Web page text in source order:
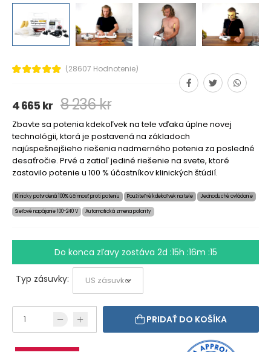
(28607 Hodnotenie)
4 665 kr 8 236 kr
Zbavte sa potenia kdekoľvek na tele vďaka úplne novej
technológii, ktorá je postavená na základoch
najúspešnejšieho riešenia nadmerného potenia za posledné
desaťročie. Prvé a zatiaľ jediné riešenie na svete, ktoré
zastavilo potenie u 100 % účastníkov klinických štúdií.
Klinicky potvrdená 100% účinnosť proti poteniu Použiteľné kdekoľvek na tele Jednoduché ovládanie
Sieťové napájanie 100-240 V Automatická zmena polarity
Do konca zľavy zostáva 2d :15h :16m :15
Typ zásuvky:
PRIDAŤ DO KOŠÍKA